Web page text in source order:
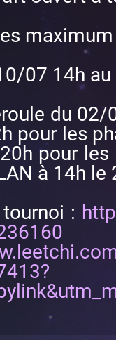
07 14h
du
pour les
pour
à 14h
: